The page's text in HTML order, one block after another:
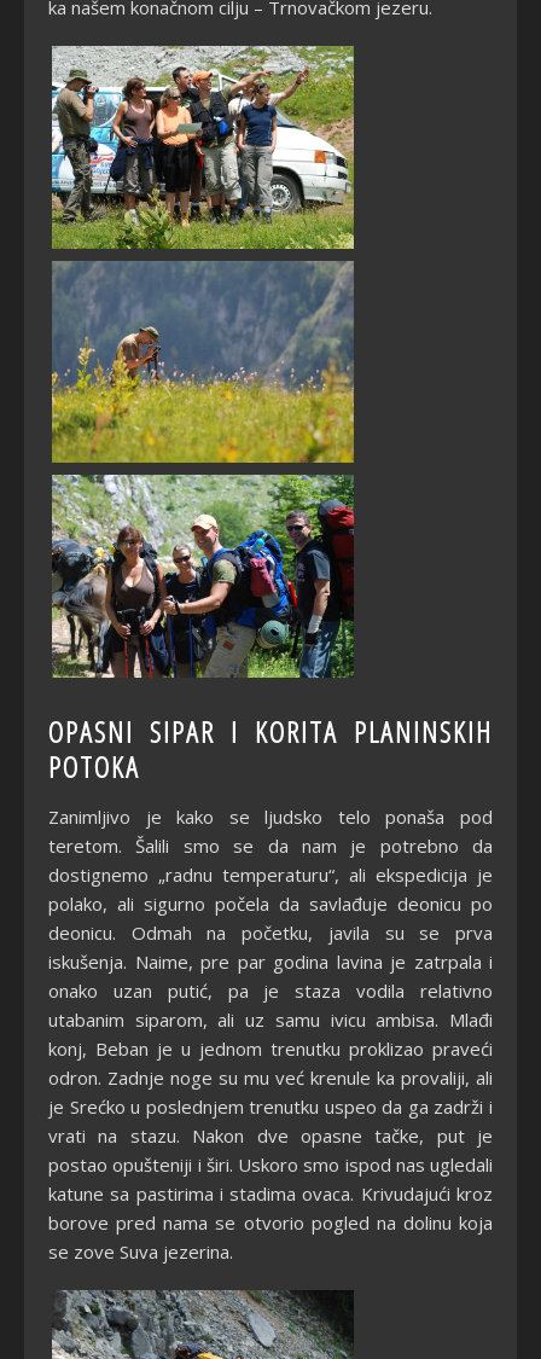
ka našem konačnom cilju – Trnovačkom jezeru.
OPASNI SIPAR I KORITA PLANINSKIH
POTOKA
Zanimljivo je kako se ljudsko telo ponaša pod
teretom. Šalili smo se da nam je potrebno da
dostignemo „radnu temperaturu“, ali ekspedicija je
polako, ali sigurno počela da savlađuje deonicu po
deonicu. Odmah na početku, javila su se prva
iskušenja. Naime, pre par godina lavina je zatrpala i
onako uzan putić, pa je staza vodila relativno
utabanim siparom, ali uz samu ivicu ambisa. Mlađi
konj, Beban je u jednom trenutku proklizao praveći
odron. Zadnje noge su mu već krenule ka provaliji, ali
je Srećko u poslednjem trenutku uspeo da ga zadrži i
vrati na stazu. Nakon dve opasne tačke, put je
postao opušteniji i širi. Uskoro smo ispod nas ugledali
katune sa pastirima i stadima ovaca. Krivudajući kroz
borove pred nama se otvorio pogled na dolinu koja
se zove Suva jezerina.